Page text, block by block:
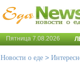
Пятница 7.08.2026
Новости о еде >